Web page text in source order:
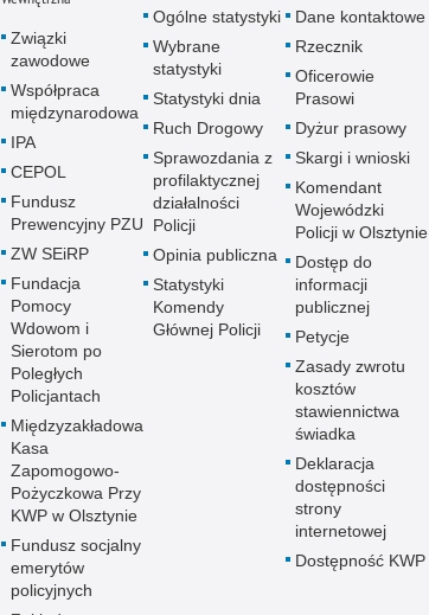
Związki
zawodowe
Współpraca
międzynarodowa
IPA
CEPOL
Fundusz
Prewencyjny PZU
ZW SEiRP
Fundacja
Pomocy
Wdowom i
Sierotom po
Poległych
Policjantach
Międzyzakładowa
Kasa
Zapomogowo-
Pożyczkowa Przy
KWP w Olsztynie
Fundusz socjalny
emerytów
policyjnych
Ogólne statystyki
Wybrane
statystyki
Statystyki dnia
Ruch Drogowy
Sprawozdania z
profilaktycznej
działalności
Policji
Opinia publiczna
Statystyki
Komendy
Głównej Policji
Dane kontaktowe
Rzecznik
Oficerowie
Prasowi
Dyżur prasowy
Skargi i wnioski
Komendant
Wojewódzki
Policji w Olsztynie
Dostęp do
informacji
publicznej
Petycje
Zasady zwrotu
kosztów
stawiennictwa
świadka
Deklaracja
dostępności
strony
internetowej
Dostępność KWP